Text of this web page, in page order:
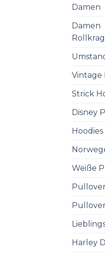
Damen
Damen
Vintage
Strick
Disney
Weiße
Harley